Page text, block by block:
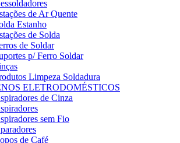
de Ar Quente
Estanho
de Solda
de Soldar
p/ Ferro Soldar
Limpeza Soldadura
ELETRODOMÉSTICOS
de Cinza
sem Fio
de Café